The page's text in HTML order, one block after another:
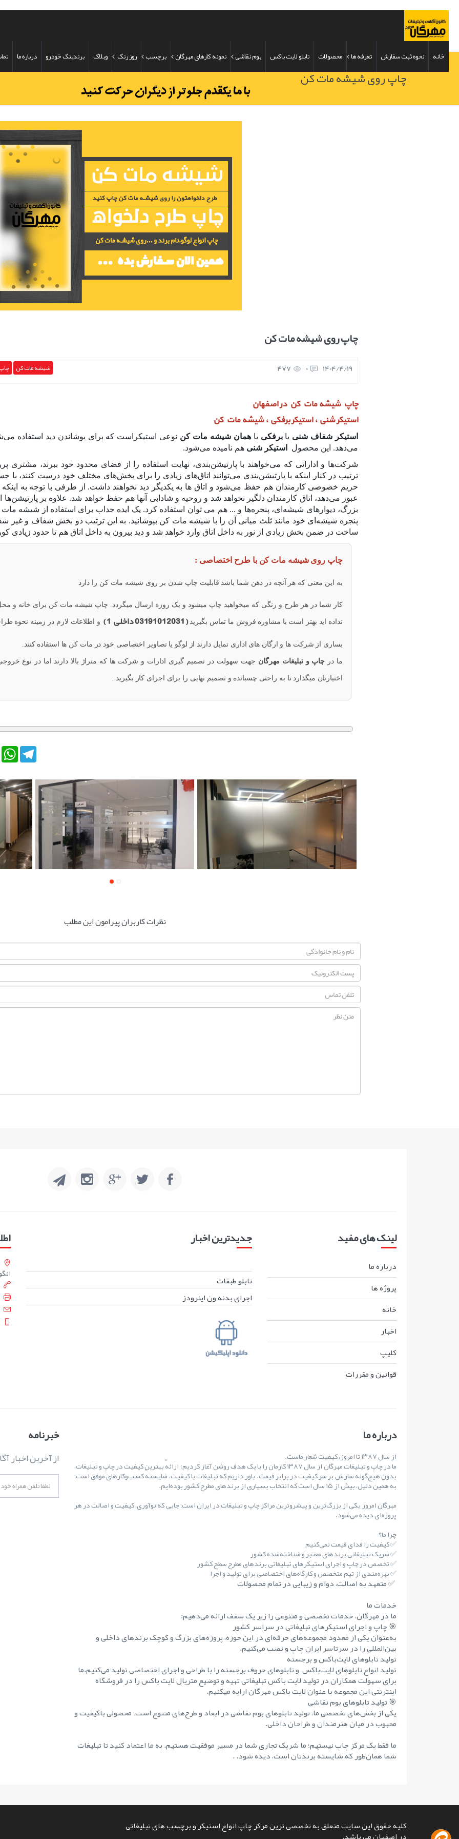
خانه نحوه ثبت سفارش تعرفه ها محصولات تابلو لایت باکس بوم نقاشی نمونه کارهای مهرگان برچسب روز رنگ وبلاگ برندینگ خودرو درباره ما
چاپ روی شیشه مات کن
چاپ روی شیشه مات کن
1404/4/19 شیشه مات کن 0
477
چاپ شیشه مات کن در اصفهان
استیکر شنی ، استیکر برفکی ، شیشه مات کن
استیکر شفاف شنی یا برفکی یاهمان شیشه مات کن نوعی استیکراست که برای پوشاندن دید استفاده
می‌دهد. این محصول
استیکر شنی هم نامیده می‌شود.
شرکت‌ها و اداراتی که می‌خواهند با پارتیشن‌بندی، نهایت استفاده را از فضای محدود خود ببرند،
ترتیب در کنار اینکه با پارتیشن‌بندی می‌توانند اتاق‌های زیادی را برای بخش‌های مختلف خود درست کنند،
حریم خصوصی کارمندان هم حفظ می‌شود و اتاق ها به یکدیگر دید نخواهند داشت. از طرفی با توجه به
عبور می‌دهد، اتاق کارمندان دلگیر نخواهد شد و روحیه و شادابی آنها هم حفظ خواهد شد. علاوه بر
بزرگ، دیوارهای شیشه‌ای، پنجره‌ها و ... هم می توان استفاده کرد. یک ایده جداب برای استفاده از شیشه
پنجره شیشه‌ای خود مانند ثلث میانی آن را با شیشه مات کن بپوشانید. به این ترتیب دو بخش شفاف و غیر
ساخت در ضمن بخش زیادی از نور به داخل اتاق وارد خواهد شد و دید بیرون به داخل اتاق هم تا حدود زیادی
چاپ روی شیشه مات کن با طرح اختصاصی :
به این معنی که هر آنچه در ذهن شما باشد قابلیت چاپ شدن بر روی شیشه مات کن را دارد
کار شما در هر طرح و رنگی که میخواهید چاپ میشود و یک روزه ارسال میگردد. چاپ شیشه مات کن برای خانه و محل
نداده اید بهتر است با مشاوره فروش ما تماس بگیرید(03191012031 داخلی 1 ) و اطلاعات لازم در زمینه نحوه
بساری از شرکت ها و ارگان های اداری تمایل دارند از لوگو یا تصاویر اختصاصی خود در مات کن ها استفاده کنند.
ما در چاپ و تبلیغات مهرگان
اختیارتان میگذارد تا به راحتی چسبانده و تصمیم نهایی را برای اجرای کار بگیرید .
Telegram
نظرات کاربران پیرامون این مطلب
لینک های مفید
درباره ما
پروژه ها
خانه
اخبار
کليپ
قوانين و مقررات
جدیدترین اخبار
تابلو طبقات
اجرای بدنه ون اینرودز
درباره ما
از سال ۱۳۸۷ تا امروز، کیفیت شعار ماست.
ما در چاپ و تبلیغات مهرگان از سال ۱۳۸۷ کارمان را با یک هدف روشن آغاز کردیم: ارائهٔ بهترین کیفیت در چاپ و تبلیغات،
بدون هیچ‌گونه سازش بر سر کیفیت در برابر قیمت. باور داریم که تبلیغات با کیفیت، شایستهٔ کسب‌وکارهای موفق است؛
به همین دلیل، بیش از ۱۵ سال است که انتخاب بسیاری از برندهای مطرح کشور بوده‌ایم.
مهرگان امروز یکی از بزرگ‌ترین و پیشروترین مراکز چاپ و تبلیغات در ایران است؛ جایی که نوآوری، کیفیت و اصالت در هر
پروژه‌ای دیده می‌شود.
چرا ما؟
✅ کیفیت را فدای قیمت نمی‌کنیم
✅ شریک تبلیغاتی برندهای معتبر و شناخته‌شده کشور
✅ تخصص در چاپ و اجرای استیکرهای تبلیغاتی برندهای مطرح سطح کشور
✅ بهره‌مندی از تیم متخصص و کارگاه‌های اختصاصی برای تولید و اجرا
✅ متعهد به اصالت، دوام و زیبایی در تمام محصولات
خدمات ما
ما در مهرگان، خدمات تخصصی و متنوعی را زیر یک سقف ارائه می‌دهیم:
🎯 چاپ و اجرای استیکرهای تبلیغاتی در سراسر کشور
به‌عنوان یکی از معدود مجموعه‌های حرفه‌ای در این حوزه، پروژه‌های بزرگ و کوچک برندهای داخلی و
بین‌المللی را در سرتاسر ایران چاپ و نصب می‌کنیم.
تولید تابلوهای لایت‌باکس و برجسته
تولید انواع تابلوهای لایت‌باکس و تابلوهای حروف برجسته را با طراحی و اجرای اختصاصی تولید می‌کنیم.ما
برای سهولت همکاران در تولید لایت باکس تبلیغاتی تهیه و توضیع متریال لایت باکس را در فروشگاه
اینترنتی این مجموعه با عنوان لایت باکس مهرگان ارایه میکنیم.
🎯 تولید تابلوهای بوم نقاشی
یکی از بخش‌های تخصصی ما، تولید تابلوهای بوم نقاشی در ابعاد و طرح‌های متنوع است؛ محصولی باکیفیت و
محبوب در میان هنرمندان و طراحان داخلی.
ما فقط یک مرکز چاپ نیستیم؛ ما شریک تجاری شما در مسیر موفقیت هستیم. به ما اعتماد کنید تا تبلیغات
شما همان‌طور که شایستهٔ برندتان است، دیده شود. .
خبرنامه
از آخرین اخبار
کلیه حقوق این سایت متعلق به تخصصی ترین مرکز چاپ انواع استیکر و برچسب های تبلیغاتی